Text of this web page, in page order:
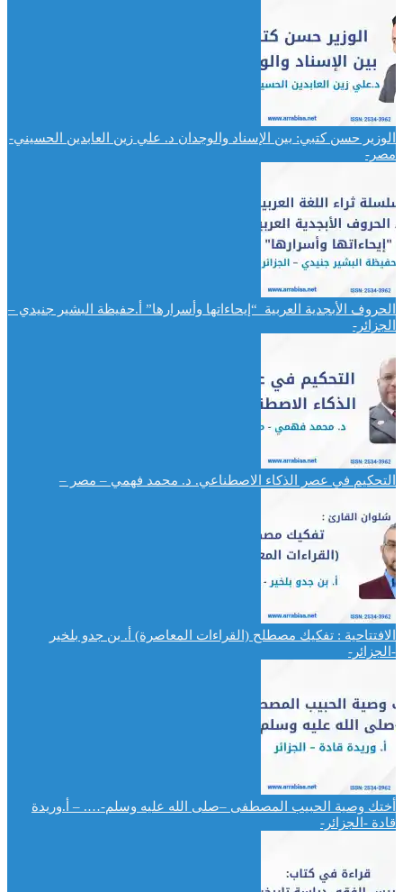
الوزير حسن كتبي: بين الإسناد والوجدان د. علي زين العابدين الحسيني-
مصر-
الحروف الأبجدية العربية “إيحاءاتها وأسرارها” أ.حفيظة البشير جنيدي –
الجزائر-
التحكيم في عصر الذكاء الاصطناعي. د. محمد فهمي – مصر –
الافتتاحية : تفكيك مصطلح (القراءات المعاصرة) أ. بن جدو بلخير
-الجزائر-
أختك وصية الحبيب المصطفى –صلى الله عليه وسلم-…. – أ.وريدة
قادة -الجزائر-